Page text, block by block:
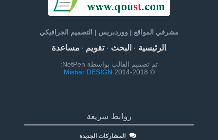
مشرفي المواقع | ووردبريس | التصميم الجرافيكي
الرئيسية· البحث· تقويم· مساعدة
تم تصميم القالب بواسطة NetPen:
© 2014-2018
Mishar DESIGN
روابط سريعة
المشاركات الجديدة